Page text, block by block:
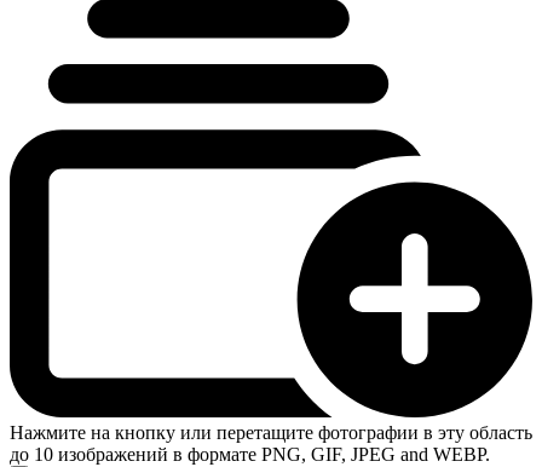
Нажмите на кнопку или перетащите фотографии в эту область
до 10 изображений в формате PNG, GIF, JPEG and WEBP.